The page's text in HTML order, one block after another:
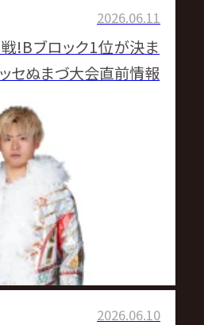
2026.06.11
!Bブロック1位が決ま
セぬまづ大会直前情報
2026.06.10